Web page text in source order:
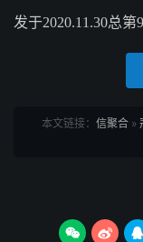
发于2020.11.30总第
本文链接： 信聚合»
  